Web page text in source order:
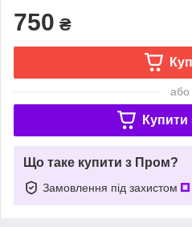
750 ₴
або
Купити
Що таке купити з Пром?
Замовлення під захистом